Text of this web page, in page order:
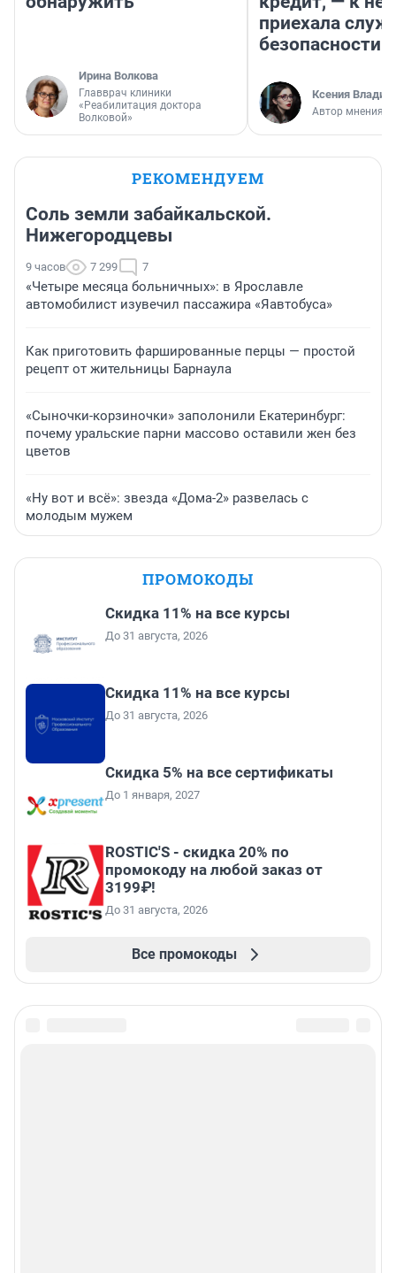
Ирина Волкова
Главврач клиники
«Реабилитация доктора
Волковой»
приехала
безопасности
Ксения
Автор мнения
РЕКОМЕНДУЕМ
Соль земли забайкальской.
Нижегородцевы
9 часов 7 299 7
«Четыре месяца больничных»: в Ярославле
автомобилист изувечил пассажира «Яавтобуса»
Как приготовить фаршированные перцы — простой
рецепт от жительницы Барнаула
«Сыночки-корзиночки» заполонили Екатеринбург:
почему уральские парни массово оставили жен без
цветов
«Ну вот и всё»: звезда «Дома-2» развелась с
молодым мужем
ПРОМОКОДЫ
Скидка 11% на все курсы
До 31 августа, 2026
Скидка 11% на все курсы
До 31 августа, 2026
Скидка 5% на все сертификаты
До 1 января, 2027
ROSTIC'S - скидка 20% по
промокоду на любой заказ от
3199₽!
До 31 августа, 2026
Все промокоды